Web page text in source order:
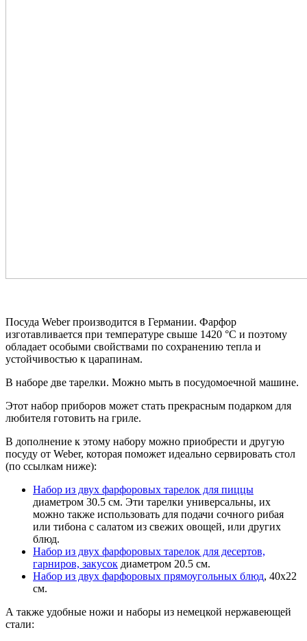
Посуда Weber производится в Германии. Фарфор
изготавливается при температуре свыше 1420 °С и поэтому
обладает особыми свойствами по сохранению тепла и
устойчивостью к царапинам.
В наборе две тарелки. Можно мыть в посудомоечной машине.
Этот набор приборов может стать прекрасным подарком для
любителя готовить на гриле.
В дополнение к этому набору можно приобрести и другую
посуду от Weber, которая поможет идеально сервировать стол
(по ссылкам ниже):
Набор из двух фарфоровых тарелок для пиццы
диаметром 30.5 см. Эти тарелки универсальны, их
можно также использовать для подачи сочного рибая
или тибона с салатом из свежих овощей, или других
блюд.
Набор из двух фарфоровых тарелок для десертов,
гарниров, закусок диаметром 20.5 см.
Набор из двух фарфоровых прямоугольных блюд, 40x22
см.
А также удобные ножи и наборы из немецкой нержавеющей
стали: